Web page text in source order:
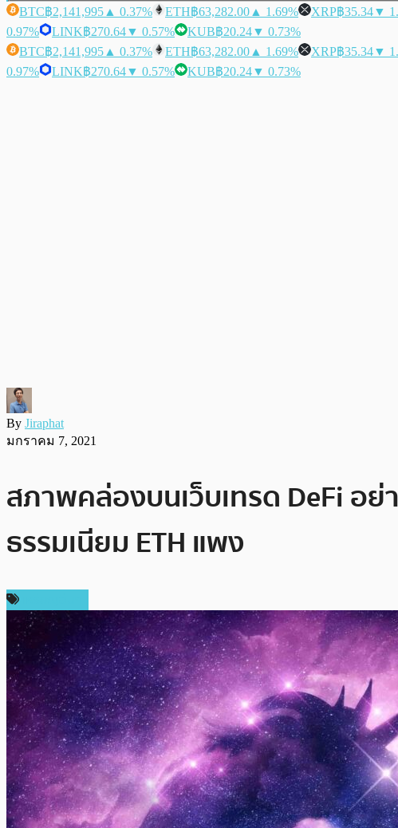
BTC฿2,141,995 ▲ 0.37% ETH฿63,282.00 ▲ 1.69% XRP฿35.34▼
0.97%
LINK฿270.64▼ 0.57% KUB฿20.24▼ 0.73%
BTC฿2,141,995 ▲ 0.37% ETH฿63,282.00 ▲ 1.69% XRP฿35.34▼
0.97%
LINK฿270.64▼ 0.57% KUB฿20.24▼ 0.73%
By Jiraphat
มกราคม 7, 2021
สภาพคล่องบนเว็บเทรด DeFi อ
ธรรมเนียม ETH แพง